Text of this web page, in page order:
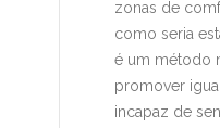
zonas de
como seria
é um método
promover
incapaz de